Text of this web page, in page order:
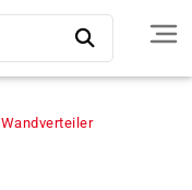
Wandverteiler